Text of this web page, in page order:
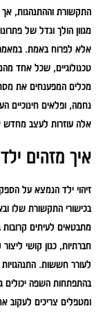
התקשורת וההתנהגות, אך
מגוון הולך וגדל של
אלא לפרוח באמת.
טכנולוגיים, שכל אחד
מכלים המפענחים את
נחמה, ופלאים חינוכיים
אלה עוזרות לעצב מחדש
איך מזהים
זיהוי ילד הנמצא על
בכישורי התקשורת שלו
מתבטאים לעיתים
חברתיות, כגון קושי
לעורר חששות. התנהגויות
בהתפתחות השפה יכולים
ומטפלים צריכים לעקוב